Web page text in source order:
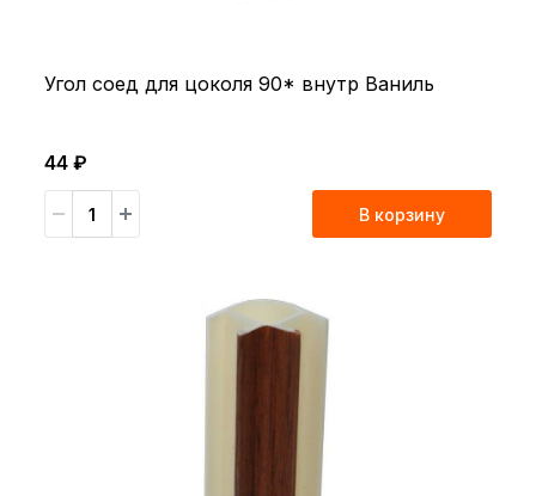
Угол соед для цоколя 90* внутр Ваниль
44 ₽
В корзину